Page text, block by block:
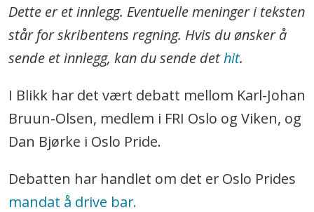
Dette er et innlegg. Eventuelle meninger i teksten
står for skribentens regning. Hvis du ønsker å
sende et innlegg, kan du sende dethit.
I Blikk har det vært debatt mellom Karl-Johan
Bruun-Olsen, medlem i FRI Oslo og Viken, og
Dan Bjørke i Oslo Pride.
Debatten har handlet om det er Oslo Prides
mandat å drive bar.